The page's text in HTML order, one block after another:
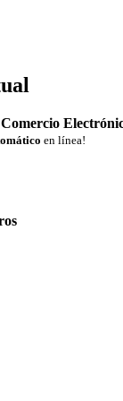
Comercio
en línea!